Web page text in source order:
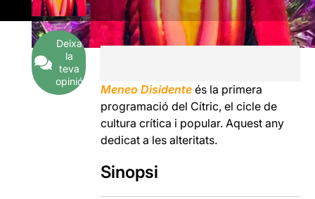
Deixa
la
teva
opinió
Meneo Disidente és la primera
programació del Cítric, el cicle de
cultura crítica i popular. Aquest any
dedicat a les alteritats.
Sinopsi